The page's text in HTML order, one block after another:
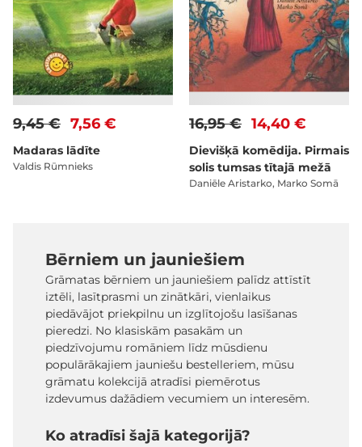
7,56 €
9,45 €
Madaras lādīte
Valdis Rūmnieks
14,40 €
16,95 €
Dievišķā komēdija. Pirmais
solis tumsas tītajā mežā
Daniēle Aristarko, Marko Somā
Bērniem un jauniešiem
Grāmatas bērniem un jauniešiem palīdz attīstīt
iztēli, lasītprasmi un zinātkāri, vienlaikus
piedāvājot priekpilnu un izglītojošu lasīšanas
pieredzi. No klasiskām pasakām un
piedzīvojumu romāniem līdz mūsdienu
populārākajiem jauniešu bestelleriem, mūsu
grāmatu kolekcijā atradīsi piemērotus
izdevumus dažādiem vecumiem un interesēm.
Ko atradīsi šajā kategorijā?